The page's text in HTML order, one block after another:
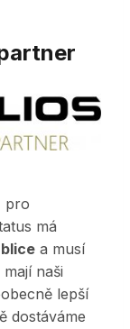
pro
má
a musí
naši
lepší
dostáváme